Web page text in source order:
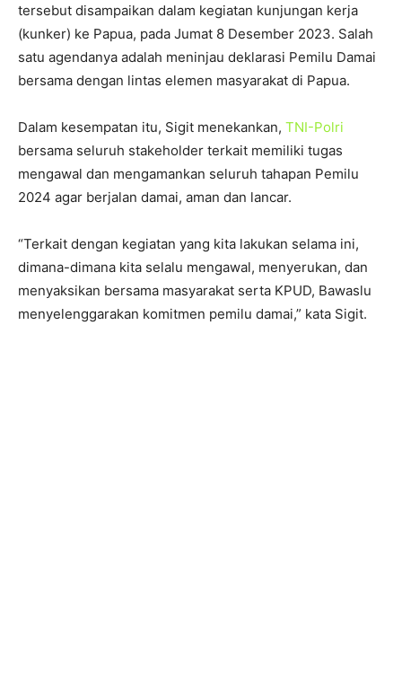
tersebut disampaikan dalam kegiatan kunjungan kerja
(kunker) ke Papua, pada Jumat 8 Desember 2023. Salah
satu agendanya adalah meninjau deklarasi Pemilu Damai
bersama dengan lintas elemen masyarakat di Papua.
Dalam kesempatan itu, Sigit menekankan, TNI-Polri
bersama seluruh stakeholder terkait memiliki tugas
mengawal dan mengamankan seluruh tahapan Pemilu
2024 agar berjalan damai, aman dan lancar.
“Terkait dengan kegiatan yang kita lakukan selama ini,
dimana-dimana kita selalu mengawal, menyerukan, dan
menyaksikan bersama masyarakat serta KPUD, Bawaslu
menyelenggarakan komitmen pemilu damai,” kata Sigit.